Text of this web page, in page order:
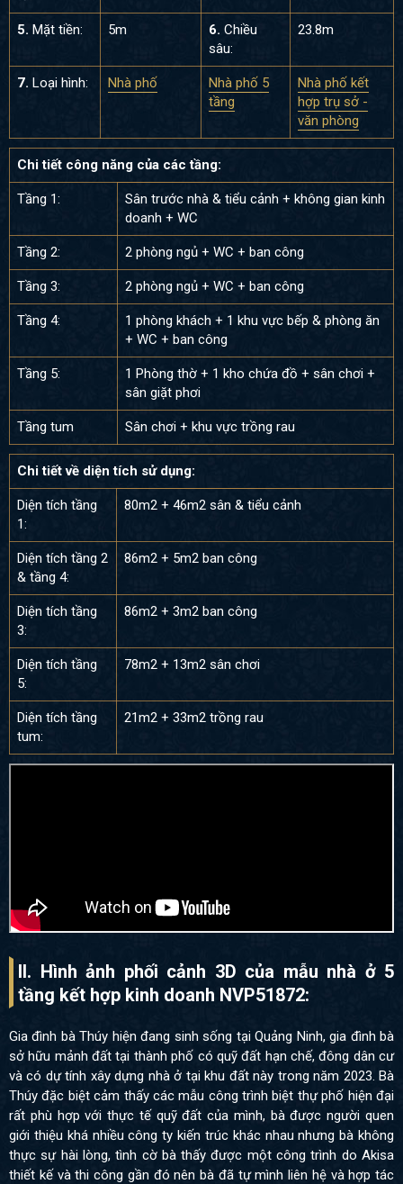
5. Mặt tiền: 5m 6. Chiều
sâu:
23.8m
7. Loại hình: Nhà phố
Nhà phố 5
tầng
Nhà phố kết
hợp trụ sở -
văn phòng
Chi tiết công năng của các tầng:
Tầng 1:
Sân trước nhà & tiểu cảnh + không gian kinh
doanh + WC
Tầng 2: 2 phòng ngủ + WC + ban công
Tầng 3: 2 phòng ngủ + WC + ban công
Tầng 4:
1 phòng khách + 1 khu vực bếp & phòng ăn
+ WC + ban công
Tầng 5:
1 Phòng thờ + 1 kho chứa đồ + sân chơi +
sân giặt phơi
Tầng tum Sân chơi + khu vực trồng rau
Chi tiết về diện tích sử dụng:
Diện tích tầng
1:
80m2 + 46m2 sân & tiểu cảnh
Diện tích tầng 2
& tầng 4:
86m2 + 5m2 ban công
Diện tích tầng
3:
86m2 + 3m2 ban công
Diện tích tầng
5:
78m2 + 13m2 sân chơi
Diện tích tầng
tum:
21m2 + 33m2 trồng rau
II. Hình ảnh phối cảnh 3D của mẫu nhà ở 5
tầng kết hợp kinh doanh NVP51872:
Gia đình bà Thúy hiện đang sinh sống tại Quảng Ninh, gia đình bà
sở hữu mảnh đất tại thành phố có quỹ đất hạn chế, đông dân cư
và có dự tính xây dựng nhà ở tại khu đất này trong năm 2023. Bà
Thúy đặc biệt cảm thấy các mẫu công trình biệt thự phố hiện đại
rất phù hợp với thực tế quỹ đất của mình, bà được người quen
giới thiệu khá nhiều công ty kiến trúc khác nhau nhưng bà không
thực sự hài lòng, tình cờ bà thấy được một công trình do Akisa
thiết kế và thi công gần đó nên bà đã tự mình liên hệ và hợp tác